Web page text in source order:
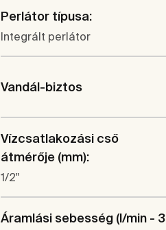
Perlátor típusa:
Integrált perlátor
Vandál-biztos
Vízcsatlakozási cső
átmérője (mm):
1/2"
Áramlási sebesség (l/min - 3